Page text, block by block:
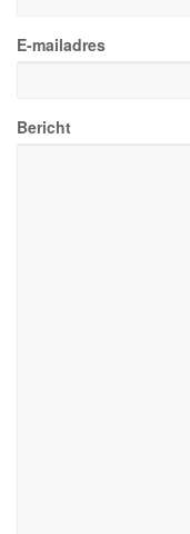
E-mailadres
Bericht